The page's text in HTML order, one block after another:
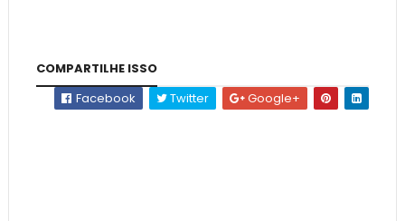
COMPARTILHE ISSO
Facebook
Twitter Google+